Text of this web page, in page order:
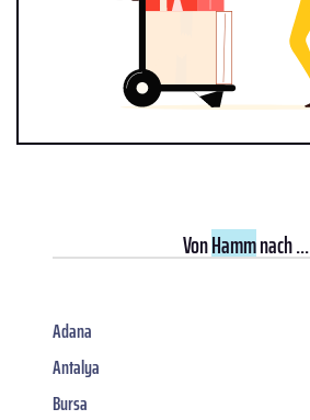
VonHammnach ...
Adana
Antalya
Bursa